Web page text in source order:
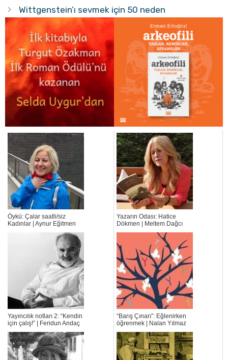
Wittgenstein’ı sevmek için 50 neden
Öykü: Çalar saatli/siz
Kadınlar | Aynur Eğitmen
Yazarın Odası: Hatice
Dökmen | Meltem Dağcı
Yayıncılık notları 2: “Kendin
için çalış!” | Feridun Andaç
“Barış Çınarı”: Eğlenirken
öğrenmek | Nalan Yılmaz